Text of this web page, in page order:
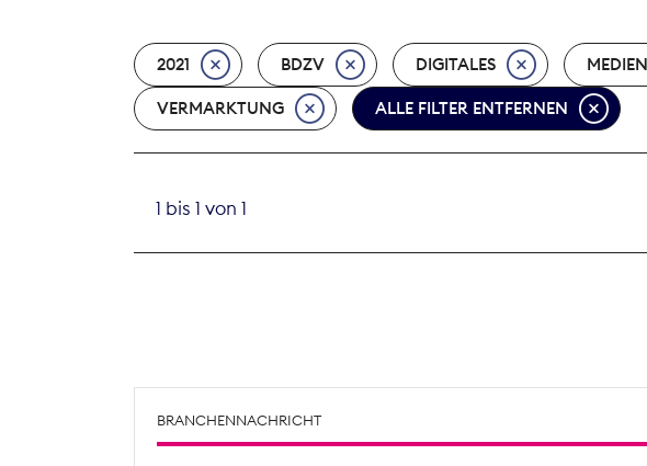
2021 BDZV DIGITALES
VERMARKTUNG ALLE FILTER ENTFERNEN
1 bis 1 von 1
BRANCHENNACHRICHT